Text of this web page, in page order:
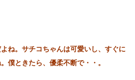
よね。サチコちゃんは可愛いし、すぐに
僕ときたら、優柔不断で・・。